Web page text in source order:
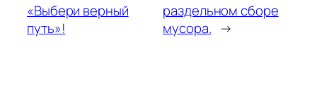
«Выбери верный
путь»!
раздельном сборе
мусора. →